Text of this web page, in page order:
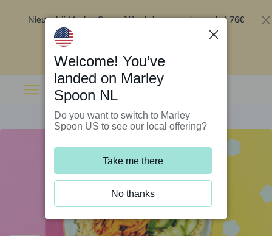
Nieuw bij Marley Spoon?Bestel nu en ontvang tot 76€
Welcome! You’ve
landed on Marley
Spoon NL
Do you want to switch to Marley
Spoon US to see our local offering?
Take me there
No thanks